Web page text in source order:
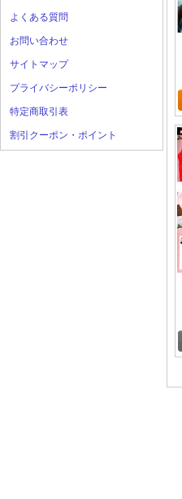
よくある質問
お問い合わせ
サイトマップ
プライバシーポリシー
特定商取引表
割引クーポン・ポイント